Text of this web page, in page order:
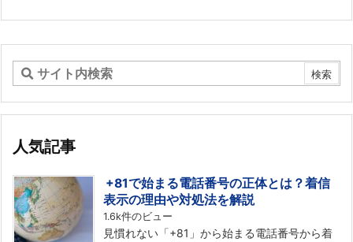
人気記事
+81で始まる電話番号の正体とは？着信
表示の理由や対処法を解説
1.6k件のビュー
見慣れない「+81」から始まる電話番号から着